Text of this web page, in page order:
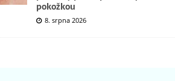
pokožkou
8. srpna 2026